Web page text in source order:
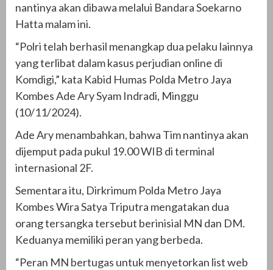
nantinya akan dibawa melalui Bandara Soekarno
Hatta malam ini.
“Polri telah berhasil menangkap dua pelaku lainnya
yang terlibat dalam kasus perjudian online di
Komdigi,” kata Kabid Humas Polda Metro Jaya
Kombes Ade Ary Syam Indradi, Minggu
(10/11/2024).
Ade Ary menambahkan, bahwa Tim nantinya akan
dijemput pada pukul 19.00 WIB di terminal
internasional 2F.
Sementara itu, Dirkrimum Polda Metro Jaya
Kombes Wira Satya Triputra mengatakan dua
orang tersangka tersebut berinisial MN dan DM.
Keduanya memiliki peran yang berbeda.
“Peran MN bertugas untuk menyetorkan list web